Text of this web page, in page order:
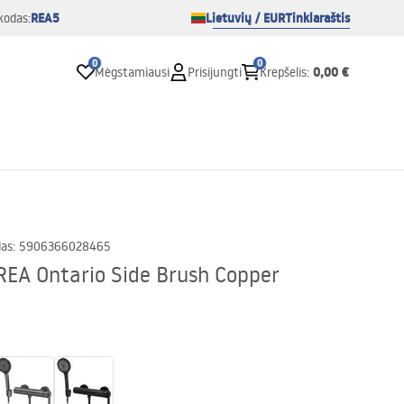
REA5 Lietuvių / EURTinklaraštis
0
Mėgstamiausi Prisijungti
0
Krepšelis: 0,00 €
: 5906366028465
Ontario Side Brush Copper